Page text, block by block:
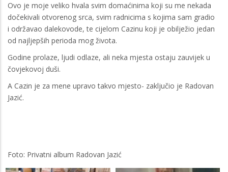
Ovo je moje veliko hvala svim domaćinima koji su me nekada
dočekivali otvorenog srca, svim radnicima s kojima sam gradio
i održavao dalekovode, te cijelom Cazinu koji je obilježio jedan
od najljepših perioda mog života.
Godine prolaze, ljudi odlaze, ali neka mjesta ostaju zauvijek u
čovjekovoj duši.
A Cazin je za mene upravo takvo mjesto- zaključio je Radovan
Jazić.
Foto: Privatni album Radovan Jazić